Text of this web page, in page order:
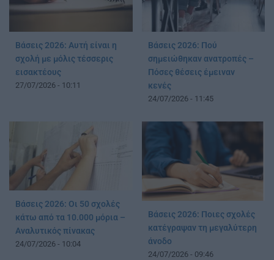
Βάσεις 2026: Αυτή είναι η
σχολή με μόλις τέσσερις
εισακτέους
27/07/2026 - 10:11
Βάσεις 2026: Πού
σημειώθηκαν ανατροπές –
Πόσες θέσεις έμειναν
κενές
24/07/2026 - 11:45
Βάσεις 2026: Οι 50 σχολές
κάτω από τα 10.000 μόρια –
Αναλυτικός πίνακας
24/07/2026 - 10:04
Βάσεις 2026: Ποιες σχολές
κατέγραψαν τη μεγαλύτερη
άνοδο
24/07/2026 - 09:46